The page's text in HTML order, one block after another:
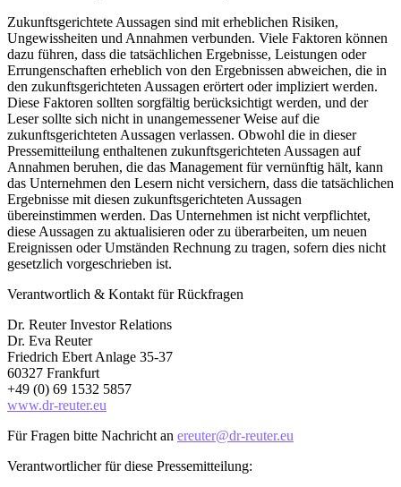
Zukunftsgerichtete Aussagen sind mit erheblichen Risiken,
Ungewissheiten und Annahmen verbunden. Viele Faktoren können
dazu führen, dass die tatsächlichen Ergebnisse, Leistungen oder
Errungenschaften erheblich von den Ergebnissen abweichen, die in
den zukunftsgerichteten Aussagen erörtert oder impliziert werden.
Diese Faktoren sollten sorgfältig berücksichtigt werden, und der
Leser sollte sich nicht in unangemessener Weise auf die
zukunftsgerichteten Aussagen verlassen. Obwohl die in dieser
Pressemitteilung enthaltenen zukunftsgerichteten Aussagen auf
Annahmen beruhen, die das Management für vernünftig hält, kann
das Unternehmen den Lesern nicht versichern, dass die tatsächlichen
Ergebnisse mit diesen zukunftsgerichteten Aussagen
übereinstimmen werden. Das Unternehmen ist nicht verpflichtet,
diese Aussagen zu aktualisieren oder zu überarbeiten, um neuen
Ereignissen oder Umständen Rechnung zu tragen, sofern dies nicht
gesetzlich vorgeschrieben ist.
Verantwortlich & Kontakt für Rückfragen
Dr. Reuter Investor Relations
Dr. Eva Reuter
Friedrich Ebert Anlage 35-37
60327 Frankfurt
+49 (0) 69 1532 5857
www.dr-reuter.eu
Für Fragen bitte Nachricht an ereuter@dr-reuter.eu
Verantwortlicher für diese Pressemitteilung: